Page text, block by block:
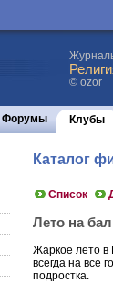
© ozor
Форумы Клубы
Каталог
Список
Лето на
Жаркое лето в
всегда на все
подростка.